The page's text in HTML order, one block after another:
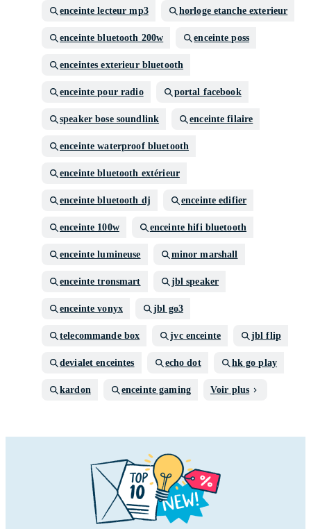
enceinte lecteur mp3 horloge etanche exterieur
enceinte bluetooth 200w enceinte poss
enceintes exterieur bluetooth
enceinte pour radio portal facebook
speaker bose soundlink enceinte filaire
enceinte waterproof bluetooth
enceinte bluetooth extérieur
enceinte bluetooth dj enceinte edifier
enceinte 100w enceinte hifi bluetooth
enceinte lumineuse minor marshall
enceinte tronsmart jbl speaker
enceinte vonyx jbl go3
telecommande box jvc enceinte jbl flip
devialet enceintes echo dot hk go play
kardon enceinte gaming Voir plus